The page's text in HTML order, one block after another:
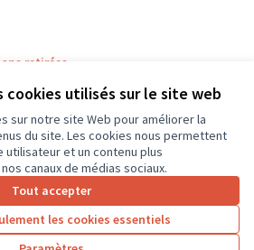
cookies utilisés sur le site web
sur notre site Web pour améliorer la
du site. Les cookies nous permettent
et un contenu plus
canaux de médias sociaux.
Tout accepter
les cookies essentiels
retirées
Licence
(Lien